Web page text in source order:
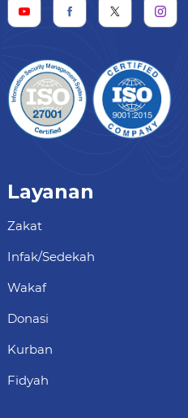
Layanan
Zakat
Infak/Sedekah
Wakaf
Donasi
Kurban
Fidyah